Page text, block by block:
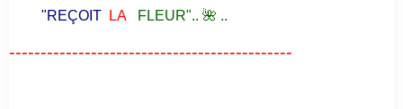
"REÇOIT LA FLEUR".. 🌺 ..
---------------------------------------------